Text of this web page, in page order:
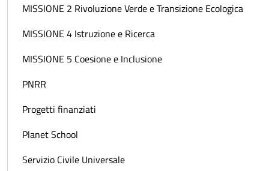
MISSIONE 2 Rivoluzione Verde e Transizione Ecologica
MISSIONE 4 Istruzione e Ricerca
MISSIONE 5 Coesione e Inclusione
PNRR
Progetti finanziati
Planet School
Servizio Civile Universale